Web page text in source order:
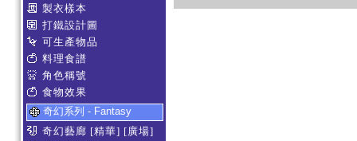
製衣樣本
打鐵設計圖
可生產物品
料理食譜
角色稱號
食物效果
奇幻系列 - Fantasy
奇幻藝廊 [精華] [廣場]